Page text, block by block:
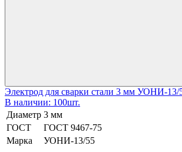
Электрод для сварки стали 3 мм УОНИ-
В наличии: 100шт.
Диаметр 3 мм
ГОСТ
ГОСТ 9467-75
Марка
УОНИ-13/55